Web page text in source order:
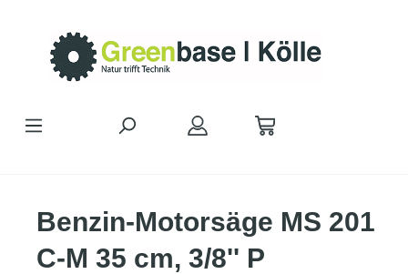
Benzin-Motorsäge MS 201
C-M 35 cm, 3/8'' P